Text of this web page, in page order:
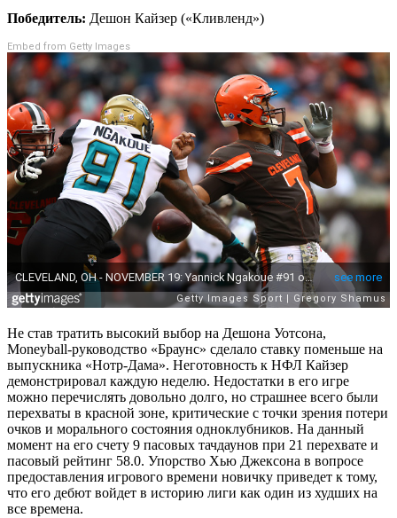
Победитель: Дешон Кайзер («Кливленд»)
Embed from Getty Images
Не став тратить высокий выбор на Дешона Уотсона,
Moneyball-руководство «Браунс» сделало ставку поменьше на
выпускника «Нотр-Дама». Неготовность к НФЛ Кайзер
демонстрировал каждую неделю. Недостатки в его игре
можно перечислять довольно долго, но страшнее всего были
перехваты в красной зоне, критические с точки зрения потери
очков и морального состояния одноклубников. На данный
момент на его счету 9 пасовых тачдаунов при 21 перехвате и
пасовый рейтинг 58.0. Упорство Хью Джексона в вопросе
предоставления игрового времени новичку приведет к тому,
что его дебют войдет в историю лиги как один из худших на
все времена.